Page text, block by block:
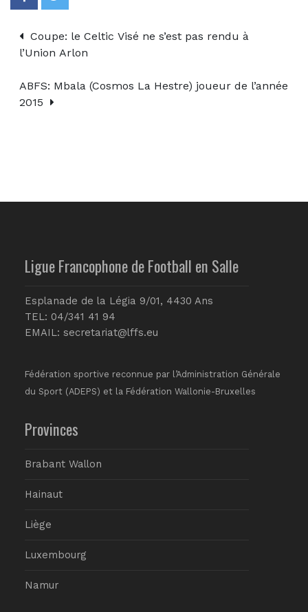
Coupe: le Celtic Visé ne s’est pas rendu à
l’Union Arlon
ABFS: Mbala (Cosmos La Hestre) joueur de l’année
2015
Ligue Francophone de Football en Salle
Esplanade de la Légia 9/01, 4430 Ans
TEL: 04/341 41 94
EMAIL: secretariat@lffs.eu
Fédération sportive reconnue par l’Administration Générale
du Sport (ADEPS) et la Fédération Wallonie-Bruxelles
Provinces
Brabant Wallon
Hainaut
Liège
Luxembourg
Namur